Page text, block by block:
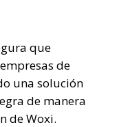
que
de
una solución
de manera
de Woxi.